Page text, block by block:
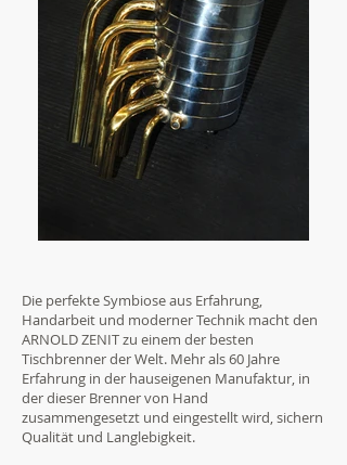
Die perfekte Symbiose aus Erfahrung,
Handarbeit und moderner Technik macht den
ARNOLD ZENIT zu einem der besten
Tischbrenner der Welt. Mehr als 60 Jahre
Erfahrung in der hauseigenen Manufaktur, in
der dieser Brenner von Hand
zusammengesetzt und eingestellt wird, sichern
Qualität und Langlebigkeit.